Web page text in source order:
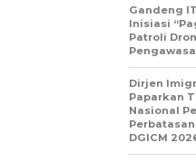
Gandeng
Inisiasi
Patroli
Dirjen
Paparkan
Nasional
DGICM